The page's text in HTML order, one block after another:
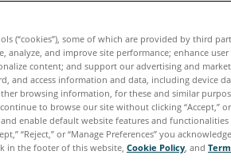
(“cookies”), some of which are provided by third
analyze, and improve site performance; enhance user
content; and support our advertising and
and access information and data, including device
browsing information, for these and similar
to browse our site without clicking “Accept,”
and enable default website features and
“Reject,” or “Manage Preferences” you
in the footer of this website, Cookie Policy, and